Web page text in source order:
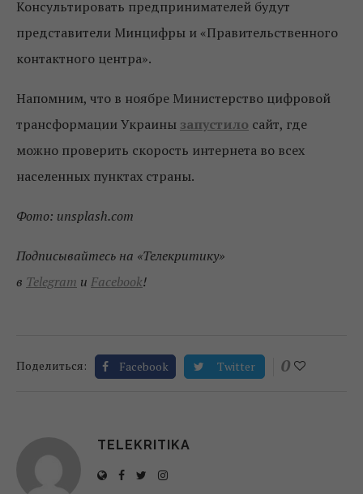
Консультировать предпринимателей будут
представители Минцифры и «Правительственного
контактного центра».
Напомним, что в ноябре Министерство цифровой
трансформации Украины запустило сайт, где
можно проверить скорость интернета во всех
населенных пунктах страны.
Фото: unsplash.com
Подписывайтесь на «Телекритику»
в Telegram и Facebook!
Поделиться: Facebook Twitter 0
TELEKRITIKA